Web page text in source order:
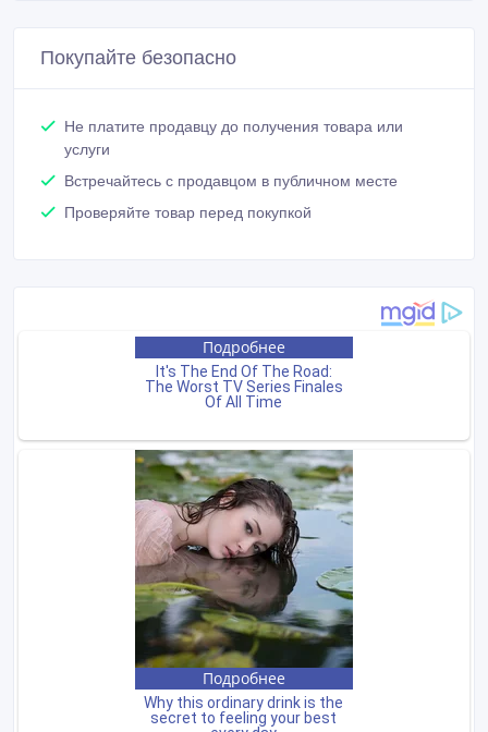
Покупайте безопасно
Не платите продавцу до получения товара или
услуги
Встречайтесь с продавцом в публичном месте
Проверяйте товар перед покупкой